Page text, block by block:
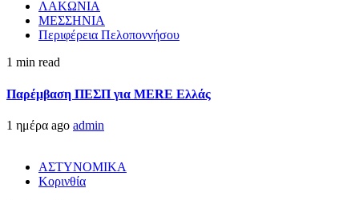
ΛΑΚΩΝΙΑ
ΜΕΣΣΗΝΙΑ
Περιφέρεια Πελοποννήσου
1 min read
Παρέμβαση ΠΕΣΠ για MERE Ελλάς
1 ημέρα ago admin
ΑΣΤΥΝΟΜΙΚΑ
Κορινθία